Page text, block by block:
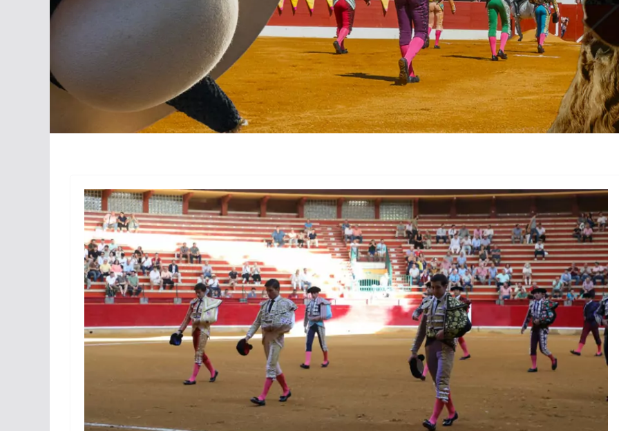
ACTUALITÉS TAURINES PHOTOS TAURINES 2026
Istres, l’ouverture en
photos
19/06/2026 Tertulias
ACTUALITÉS TAURINES PHOTOS TAURINES 2026
Bayonne, la corrida
des fêtes en photos
17/07/2026 Tertulias